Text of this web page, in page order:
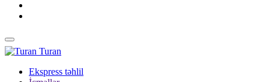
Turan
Ekspress təhlil